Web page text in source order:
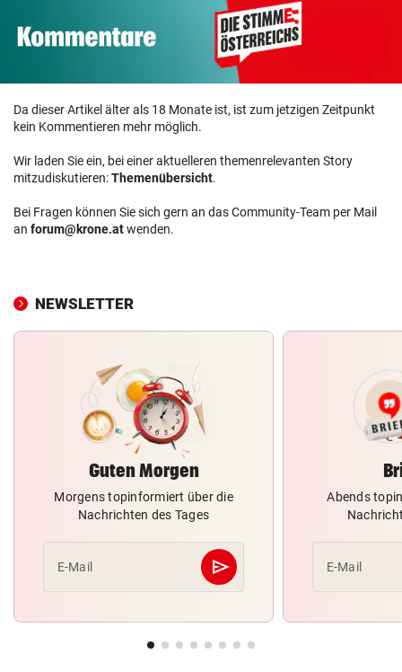
Da dieser Artikel älter als 18 Monate ist, ist zum jetzigen Zeitpunkt
kein Kommentieren mehr möglich.
Wir laden Sie ein, bei einer aktuelleren themenrelevanten Story
mitzudiskutieren:Themenübersicht.
Bei Fragen können Sie sich gern an das Community-Team per Mail
an forum@krone.atwenden.
NEWSLETTER
Guten Morgen
Morgens topinformiert über die
Nachrichten des Tages
E-Mail send
Abschicken
Abends
E-Mail